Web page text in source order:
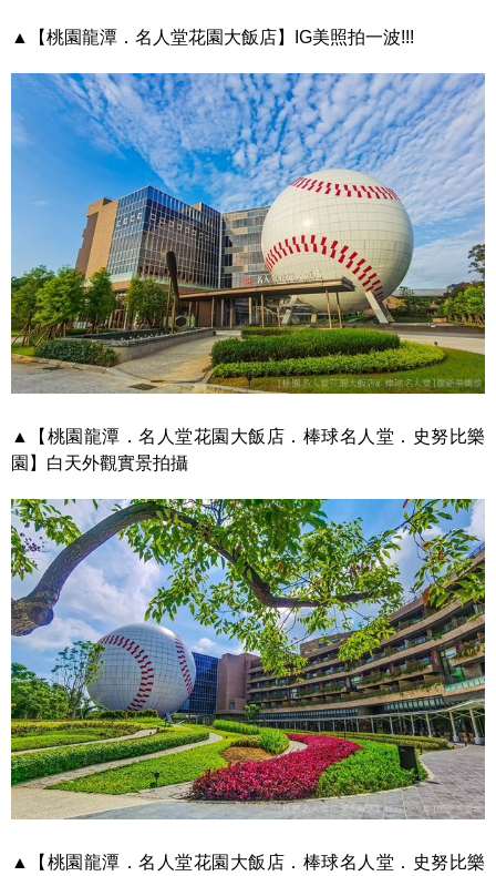
▲【桃園龍潭．名人堂花園大飯店】IG美照拍一波!!!
▲【桃園龍潭．名人堂花園大飯店．棒球名人堂．史努比樂
園】白天外觀實景拍攝
▲【桃園龍潭．名人堂花園大飯店．棒球名人堂．史努比樂